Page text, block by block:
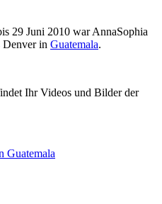
29 Juni 2010 war AnnaSophia
Denver in Guatemala.
Ihr Videos und Bilder der
Guatemala